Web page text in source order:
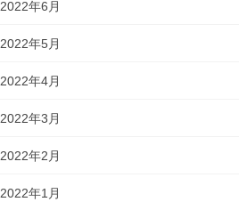
2022年6月
2022年5月
2022年4月
2022年3月
2022年2月
2022年1月